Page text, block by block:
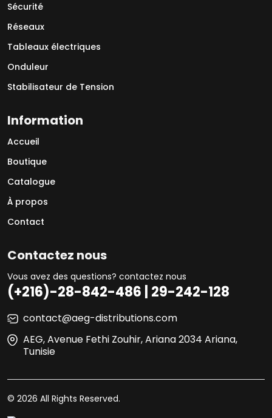
Sécurité
Réseaux
Tableaux électriques
Onduleur
Stabilisateur de Tension
Information
Accueil
Boutique
Catalogue
À propos
Contact
Contactez nous
Vous avez des questions? contactez nous
(+216)-28-842-486 | 29-242-128
contact@aeg-distributions.com
AEG, Avenue Fethi Zouhir, Ariana 2034 Ariana,
Tunisie
© 2026 All Rights Reserved.